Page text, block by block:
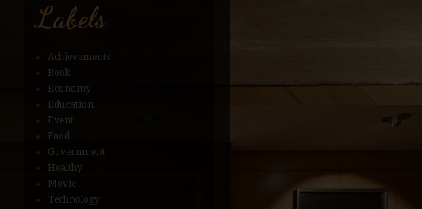
Labels
Achievements
Book
Economy
Education
Event
Food
Government
Healthy
Movie
Technology